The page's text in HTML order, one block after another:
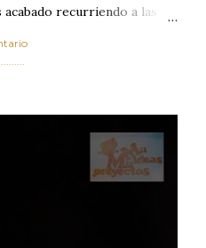
recurriendo a las
secos fritos o snacks
saturadas y sodio?
y crujiente que tanto nos
al horno van a cambiar
las legumbres. Olvídate de
a los guisos tradicionales y
receta simple pero
un ingrediente tan
Bañeza en un snack ligero,